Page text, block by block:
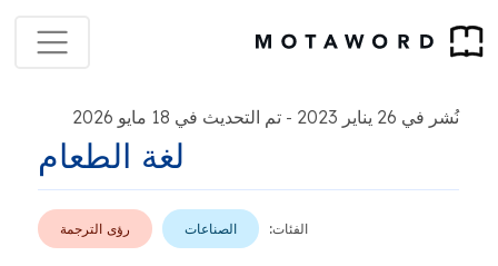
نُشر في 26 يناير 2023 - تم التحديث في 18 مايو 2026
لغة الطعام
الفئات: الصناعات رؤى الترجمة